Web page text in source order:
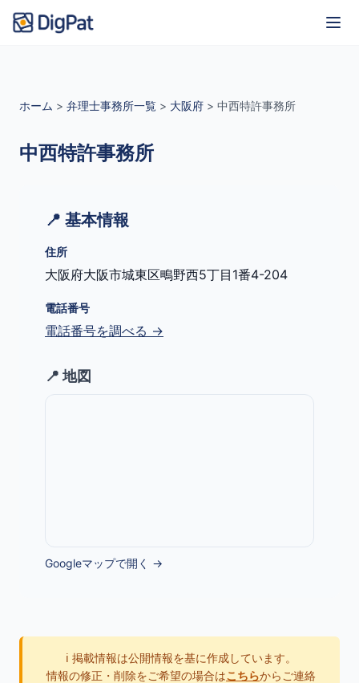
ホーム > 弁理士事務所一覧 > 大阪府 > 中西特許事務所
中西特許事務所
📍 基本情報
住所
大阪府大阪市城東区鴫野西5丁目1番4-204
電話番号
電話番号を調べる →
📍 地図
Googleマップで開く →
ℹ️ 掲載情報は公開情報を基に作成しています。
情報の修正・削除をご希望の場合はこちらからご連絡